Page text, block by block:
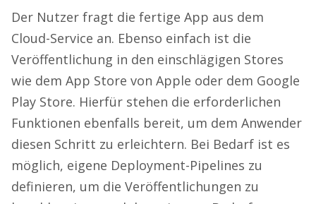
Der Nutzer fragt die fertige App aus dem
Cloud-Service an. Ebenso einfach ist die
Veröffentlichung in den einschlägigen Stores
wie dem App Store von Apple oder dem Google
Play Store. Hierfür stehen die erforderlichen
Funktionen ebenfalls bereit, um dem Anwender
diesen Schritt zu erleichtern. Bei Bedarf ist es
möglich, eigene Deployment-Pipelines zu
definieren, um die Veröffentlichungen zu